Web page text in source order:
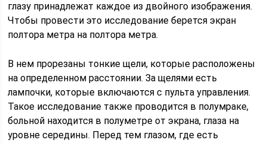
глазу принадлежат каждое из двойного изображения.
Чтобы провести это исследование берется экран
полтора метра на полтора метра.
В нем прорезаны тонкие щели, которые расположены
на определенном расстоянии. За щелями есть
лампочки, которые включаются с пульта управления.
Такое исследование также проводится в полумраке,
больной находится в полуметре от экрана, глаза на
уровне середины. Перед тем глазом, где есть